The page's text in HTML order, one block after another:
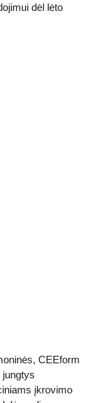
dėl lėto
CEEform
įkrovimo